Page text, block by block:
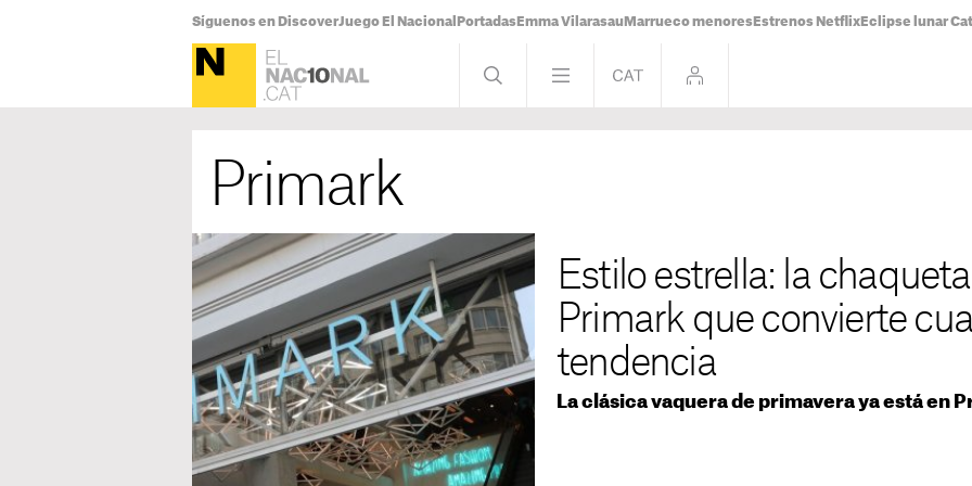
Síguenos en DiscoverJuego El Nacional Portadas Emma Vilarasau Marrueco menores Estrenos Netflix Eclipse lunar
Primark
Estilo estrella: la
Primark que convierte
tendencia
La clásica vaquera de primavera ya está en